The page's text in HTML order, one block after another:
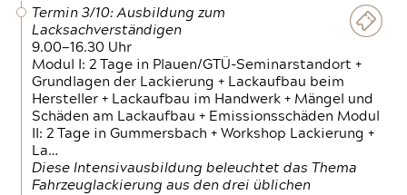
Termin 3/10: Ausbildung zum
Lacksachverständigen
9.00—16.30 Uhr
Modul I: 2 Tage in Plauen/GTÜ-Seminarstandort +
Grundlagen der Lackierung + Lackaufbau beim
Hersteller + Lackaufbau im Handwerk + Mängel und
Schäden am Lackaufbau + Emissionsschäden Modul
II: 2 Tage in Gummersbach + Workshop Lackierung +
La…
Diese Intensivausbildung beleuchtet das Thema
Fahrzeuglackierung aus den drei üblichen